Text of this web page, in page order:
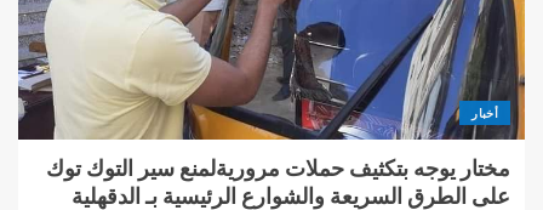
أخبار
مختار يوجه بتكثيف حملات مروريةلمنع سير التوك توك
على الطرق السريعة والشوارع الرئيسية بـ الدقهلية